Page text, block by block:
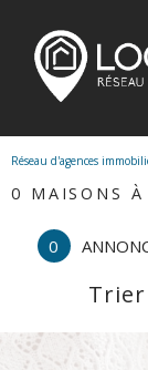
Réseau d'agences
0 MAISONS
0